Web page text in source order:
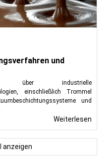
und
über industrielle
einschließlich Trommel
und
Weiterlesen
anzeigen